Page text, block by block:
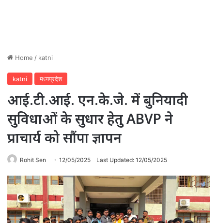
Home / katni
katni मध्यप्रदेश
आई.टी.आई. एन.के.जे. में बुनियादी
सुविधाओं के सुधार हेतु ABVP ने
प्राचार्य को सौंपा ज्ञापन
Rohit Sen 12/05/2025 Last Updated: 12/05/2025